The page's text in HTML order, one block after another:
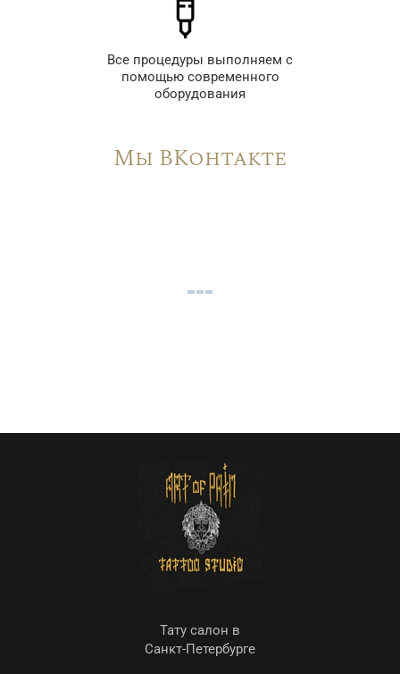
Все процедуры выполняем с
помощью современного
оборудования
Мы ВКонтакте
Тату салон в
Санкт-Петербурге